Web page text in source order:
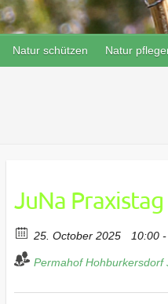
Natur schützen Natur
JuNa
25. October 2025 10:00
Permahof Hohburkersdorf